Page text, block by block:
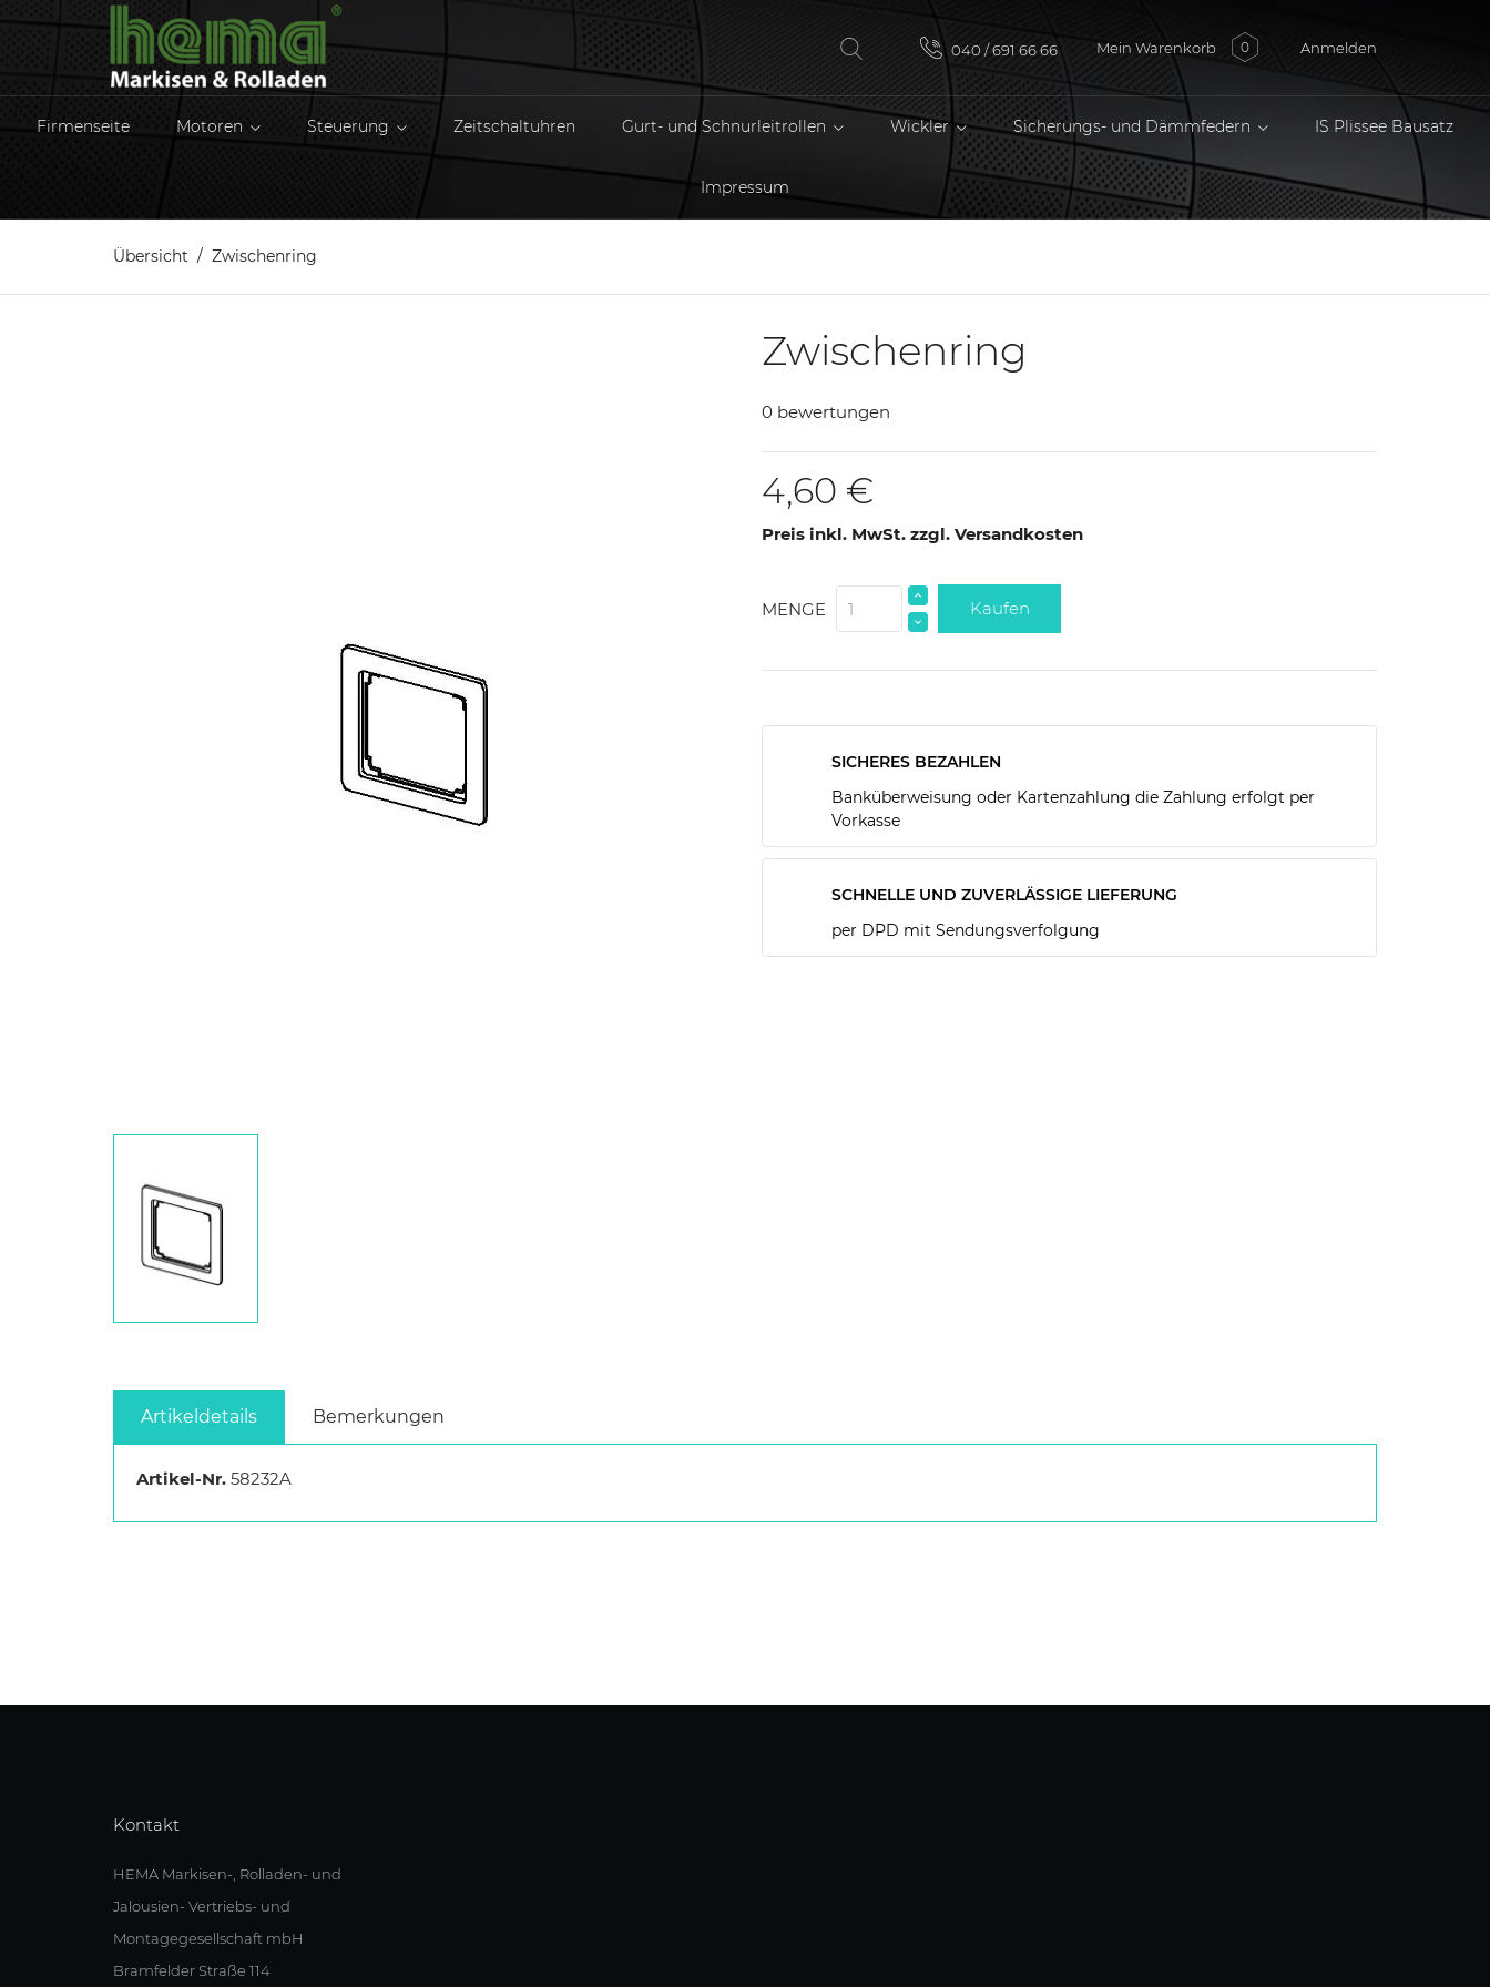
040 / 691 66 66 Mein Warenkorb 0 Anmelden
Firmenseite Motoren Steuerung Zeitschaltuhren Gurt- und Schnurleitrollen Wickler Sicherungs- und Dämmfedern IS Plissee Bausatz
Impressum
Übersicht Zwischenring
Zwischenring
0 bewertungen
4,60 €
Preis inkl. MwSt. zzgl. Versandkosten
MENGE Kaufen
SICHERES BEZAHLEN
Banküberweisung oder Kartenzahlung die Zahlung erfolgt per
Vorkasse
SCHNELLE UND ZUVERLÄSSIGE LIEFERUNG
per DPD mit Sendungsverfolgung
Artikeldetails Bemerkungen
Artikel-Nr. 58232A
Kontakt
HEMA Markisen-, Rolladen- und
Jalousien- Vertriebs- und
Montagegesellschaft mbH
Bramfelder Straße 114